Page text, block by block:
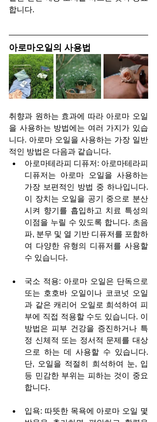
합니다.
아로마오일의 사용법
취향과 원하는 효과에 따라 아로마 오일
을 사용하는 방법에는 여러 가지가 있습
니다. 아로마 오일을 사용하는 가장 일반
적인 방법은 다음과 같습니다.
아로마테라피 디퓨저: 아로마테라피
디퓨저는 아로마 오일을 사용하는
가장 보편적인 방법 중 하나입니다.
이 장치는 오일을 공기 중으로 분산
시켜 향기를 흡입하고 치료 특성의
이점을 누릴 수 있도록 합니다. 초음
파, 분무 및 열 기반 디퓨저를 포함하
여 다양한 유형의 디퓨저를 사용할
수 있습니다.
국소 적용: 아로마 오일은 단독으로
또는 호호바 오일이나 코코넛 오일
과 같은 캐리어 오일로 희석하여 피
부에 직접 적용할 수도 있습니다. 이
방법은 피부 건강을 증진하거나 특
정 신체적 또는 정서적 문제를 대상
으로 하는 데 사용할 수 있습니다.
단, 오일을 적절히 희석하여 눈, 입
등 민감한 부위는 피하는 것이 중요
합니다.
입욕: 따뜻한 목욕에 아로마 오일 몇